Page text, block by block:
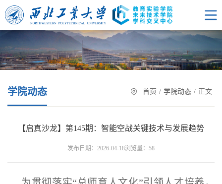
学院动态 首页 / 学院动态 / 正文
【启真沙龙】第145期：智能空战关键技术与发展趋势
发布日期：2026-04-18浏览量： 58